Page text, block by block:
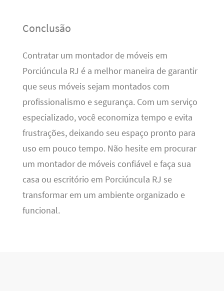
Conclusão
Contratar um montador de móveis em
Porciúncula RJ é a melhor maneira de garantir
que seus móveis sejam montados com
profissionalismo e segurança. Com um serviço
especializado, você economiza tempo e evita
frustrações, deixando seu espaço pronto para
uso em pouco tempo. Não hesite em procurar
um montador de móveis confiável e faça sua
casa ou escritório em Porciúncula RJ se
transformar em um ambiente organizado e
funcional.